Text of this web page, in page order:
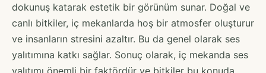
dokunuş katarak estetik bir görünüm sunar. Doğal ve
canlı bitkiler, iç mekanlarda hoş bir atmosfer oluşturur
ve insanların stresini azaltır. Bu da genel olarak ses
yalıtımına katkı sağlar. Sonuç olarak, iç mekanda ses
yalıtımı önemli bir faktördür ve bitkiler bu konuda